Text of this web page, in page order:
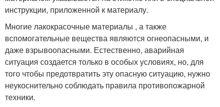
инструкции, приложенной к материалу.
Многие лакокрасочные материалы , а также
вспомогательные вещества являются огнеопасными, и
даже взрывоопасными. Естественно, аварийная
ситуация создается только в особых условиях, но, для
того чтобы предотвратить эту опасную ситуацию, нужно
неукоснительно соблюдать правила противопожарной
техники.